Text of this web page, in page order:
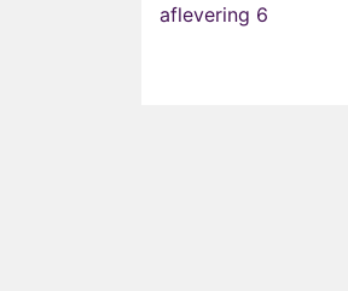
aflevering 6